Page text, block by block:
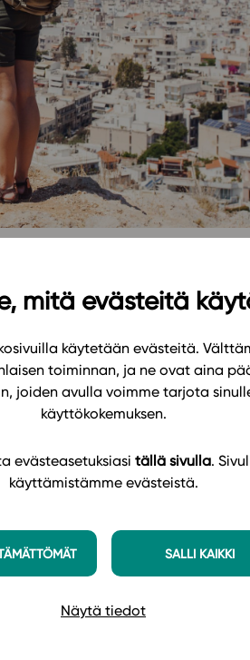
mitä evästeitä
käytetään evästeitä.
toiminnan, ja ne ovat aina
joiden avulla voimme tarjota
käyttökokemuksen.
evästeasetuksiasi tällä sivulla.
käyttämistämme evästeistä.
SALLI KAIKKI
Näytä tiedot
Tilaa
grunderna i ekonomisk
annat beskattning, räntor
matematik.
i samhällslära som ligger
får en bra
också mera verktyg och tips för
programtips och
en bra grund i
2021) -läromedletpå Studeos